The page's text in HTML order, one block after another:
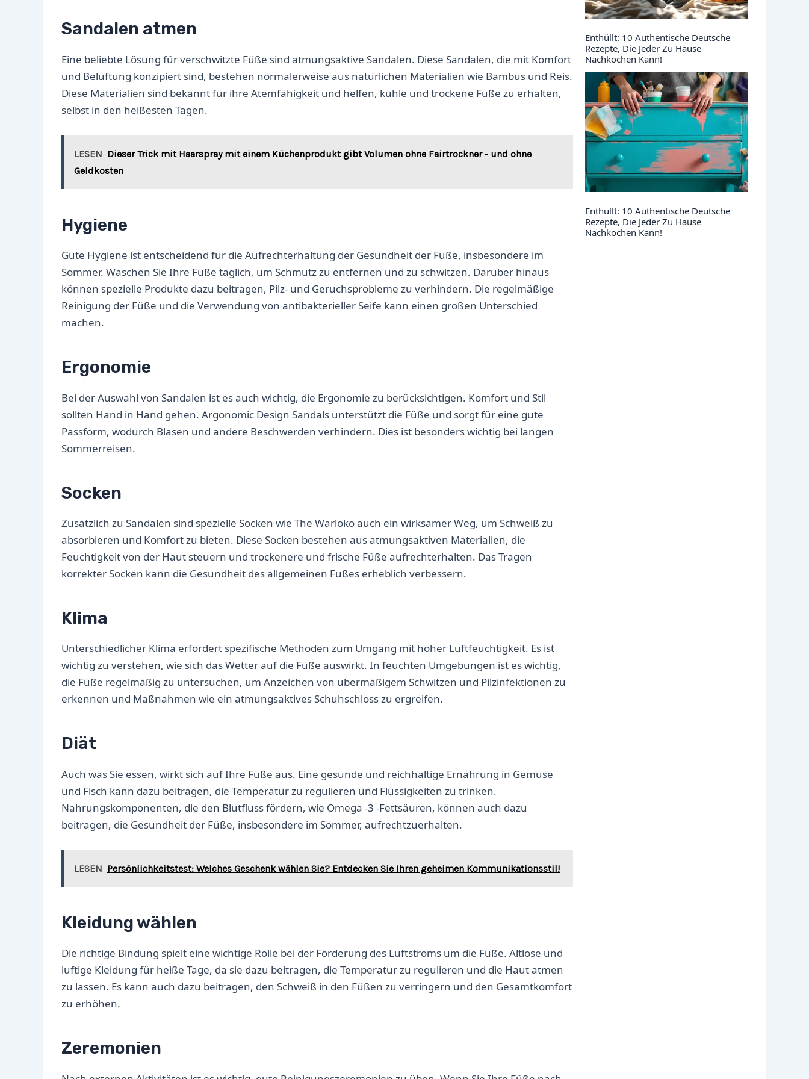
Sandalen atmen
Eine beliebte Lösung für verschwitzte Füße sind atmungsaktive Sandalen. Diese Sandalen, die mit Komfort
und Belüftung konzipiert sind, bestehen normalerweise aus natürlichen Materialien wie Bambus und Reis.
Diese Materialien sind bekannt für ihre Atemfähigkeit und helfen, kühle und trockene Füße zu erhalten,
selbst in den heißesten Tagen.
LESEN Dieser Trick mit Haarspray mit einem Küchenprodukt gibt Volumen ohne Fairtrockner - und ohne
Geldkosten
Hygiene
Gute Hygiene ist entscheidend für die Aufrechterhaltung der Gesundheit der Füße, insbesondere im
Sommer. Waschen Sie Ihre Füße täglich, um Schmutz zu entfernen und zu schwitzen. Darüber hinaus
können spezielle Produkte dazu beitragen, Pilz- und Geruchsprobleme zu verhindern. Die regelmäßige
Reinigung der Füße und die Verwendung von antibakterieller Seife kann einen großen Unterschied
machen.
Ergonomie
Bei der Auswahl von Sandalen ist es auch wichtig, die Ergonomie zu berücksichtigen. Komfort und Stil
sollten Hand in Hand gehen. Argonomic Design Sandals unterstützt die Füße und sorgt für eine gute
Passform, wodurch Blasen und andere Beschwerden verhindern. Dies ist besonders wichtig bei langen
Sommerreisen.
Socken
Zusätzlich zu Sandalen sind spezielle Socken wie The Warloko auch ein wirksamer Weg, um Schweiß zu
absorbieren und Komfort zu bieten. Diese Socken bestehen aus atmungsaktiven Materialien, die
Feuchtigkeit von der Haut steuern und trockenere und frische Füße aufrechterhalten. Das Tragen
korrekter Socken kann die Gesundheit des allgemeinen Fußes erheblich verbessern.
Klima
Unterschiedlicher Klima erfordert spezifische Methoden zum Umgang mit hoher Luftfeuchtigkeit. Es ist
wichtig zu verstehen, wie sich das Wetter auf die Füße auswirkt. In feuchten Umgebungen ist es wichtig,
die Füße regelmäßig zu untersuchen, um Anzeichen von übermäßigem Schwitzen und Pilzinfektionen zu
erkennen und Maßnahmen wie ein atmungsaktives Schuhschloss zu ergreifen.
Diät
Auch was Sie essen, wirkt sich auf Ihre Füße aus. Eine gesunde und reichhaltige Ernährung in Gemüse
und Fisch kann dazu beitragen, die Temperatur zu regulieren und Flüssigkeiten zu trinken.
Nahrungskomponenten, die den Blutfluss fördern, wie Omega -3 -Fettsäuren, können auch dazu
beitragen, die Gesundheit der Füße, insbesondere im Sommer, aufrechtzuerhalten.
LESEN Persönlichkeitstest: Welches Geschenk wählen Sie? Entdecken Sie Ihren geheimen Kommunikationsstil!
Kleidung wählen
Die richtige Bindung spielt eine wichtige Rolle bei der Förderung des Luftstroms um die Füße. Altlose und
luftige Kleidung für heiße Tage, da sie dazu beitragen, die Temperatur zu regulieren und die Haut atmen
zu lassen. Es kann auch dazu beitragen, den Schweiß in den Füßen zu verringern und den Gesamtkomfort
zu erhöhen.
Zeremonien
Enthüllt: 10 Authentische Deutsche
Rezepte, Die Jeder Zu Hause
Nachkochen Kann!
Enthüllt: 10 Authentische Deutsche
Rezepte, Die Jeder Zu Hause
Nachkochen Kann!